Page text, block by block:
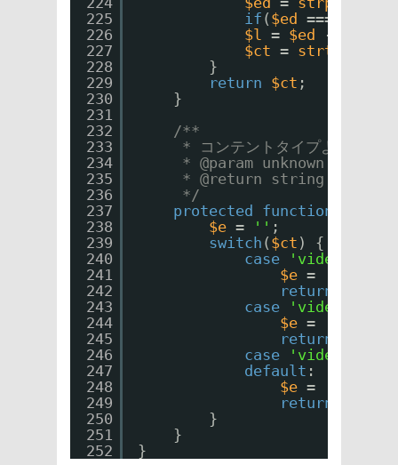
225
226
227
228
229
230
231
232
233
234
235
236
237
238
239
240
241
242
243
244
245
246
247
248
249
250
251
252
if ( $ed ===
$l = $ed -
$ct = strtolower
}
return $ct ;
}
/**
* コンテントタイプより動画
* @param unknown $ct
* @return string
*/
protected
function
$e = '' ;
switch ( $ct ) {
case
'video/3gpp'
$e =
return
case
'video/mp4'
$e =
return
case
'video/x-
default :
$e =
return
}
}
}